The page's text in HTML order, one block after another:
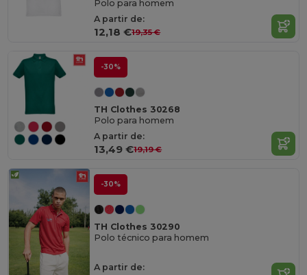
Polo para homem
A partir de:
12,18 €19,35 €
-30%
TH Clothes 30268
Polo para homem
A partir de:
13,49 €19,19 €
-30%
TH Clothes 30290
Polo técnico para homem
A partir de: